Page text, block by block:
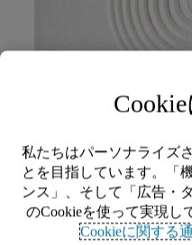
私たちはパーソナライズ
とを目指しています。「
ンス」、そして「広告・
のCookieを使って実現し
Cookieに関する